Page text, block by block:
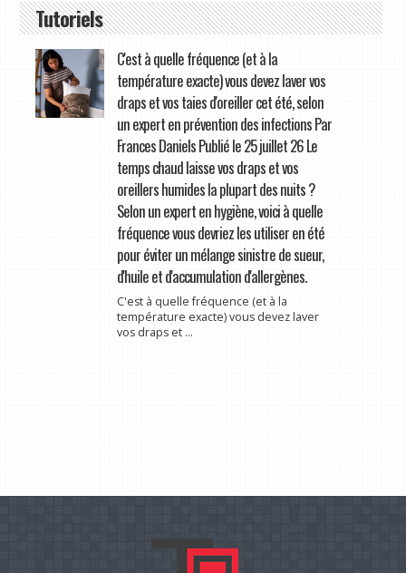
Tutoriels
C'est à quelle fréquence (et à la
température exacte) vous devez laver vos
draps et vos taies d'oreiller cet été, selon
un expert en prévention des infections Par
Frances Daniels Publié le 25 juillet 26 Le
temps chaud laisse vos draps et vos
oreillers humides la plupart des nuits ?
Selon un expert en hygiène, voici à quelle
fréquence vous devriez les utiliser en été
pour éviter un mélange sinistre de sueur,
d'huile et d'accumulation d'allergènes.
C'est à quelle fréquence (et à la
température exacte) vous devez laver
vos draps et ...